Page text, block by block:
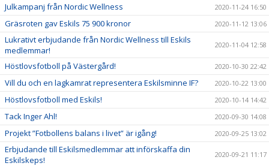
Julkampanj från Nordic Wellness 2020-11-24 16:50
Gräsroten gav Eskils 75 900 kronor 2020-11-12 13:06
Lukrativt erbjudande från Nordic Wellness till Eskils
medlemmar!
2020-11-04 12:58
Höstlovsfotboll på Västergård! 2020-10-30 22:42
Vill du och en lagkamrat representera Eskilsminne IF? 2020-10-22 13:00
Höstlovsfotboll med Eskils! 2020-10-14 14:42
Tack Inger Ahl! 2020-09-30 14:08
Projekt ”Fotbollens balans i livet” är igång! 2020-09-25 13:02
Erbjudande till Eskilsmedlemmar att införskaffa din
Eskilskeps!
2020-09-21 11:17